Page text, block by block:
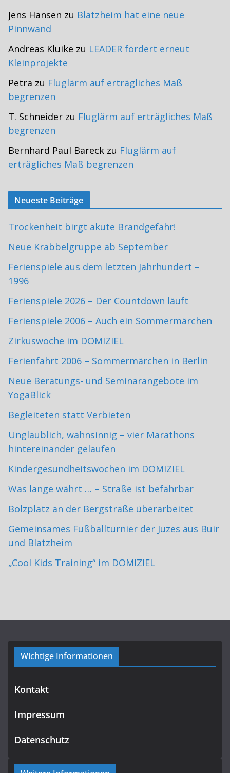
Jens Hansen zu Blatzheim hat eine neue
Pinnwand
Andreas Kluike zu LEADER fördert erneut
Kleinprojekte
Petra zu Fluglärm auf erträgliches Maß
begrenzen
T. Schneider zu Fluglärm auf erträgliches Maß
begrenzen
Bernhard Paul Bareck zu Fluglärm auf
erträgliches Maß begrenzen
Neueste Beiträge
Trockenheit birgt akute Brandgefahr!
Neue Krabbelgruppe ab September
Ferienspiele aus dem letzten Jahrhundert –
1996
Ferienspiele 2026 – Der Countdown läuft
Ferienspiele 2006 – Auch ein Sommermärchen
Zirkuswoche im DOMIZIEL
Ferienfahrt 2006 – Sommermärchen in Berlin
Neue Beratungs- und Seminarangebote im
YogaBlick
Begleiteten statt Verbieten
Unglaublich, wahnsinnig – vier Marathons
hintereinander gelaufen
Kindergesundheitswochen im DOMIZIEL
Was lange währt … – Straße ist befahrbar
Bolzplatz an der Bergstraße überarbeitet
Gemeinsames Fußballturnier der Juzes aus Buir
und Blatzheim
„Cool Kids Training“ im DOMIZIEL
Wichtige Informationen
Kontakt
Impressum
Datenschutz